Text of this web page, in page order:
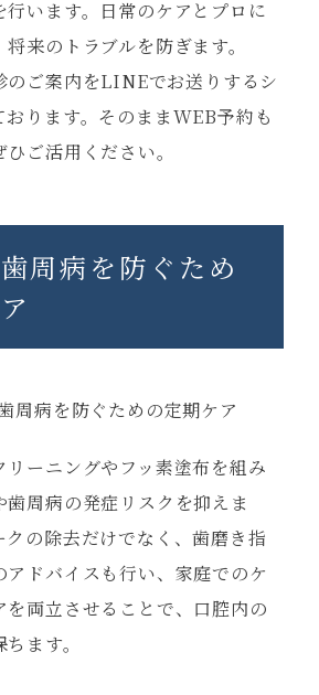
います。日常のケアとプロに
来のトラブルを防ぎます。
のご案内をLINEでお送りするシ
ります。そのままWEB予約も
ご活用ください。
周病を防ぐため
リーニングやフッ素塗布を組み
歯周病の発症リスクを抑えま
クの除去だけでなく、歯磨き指
ドバイスも行い、家庭でのケ
を両立させることで、口腔内の
ます。